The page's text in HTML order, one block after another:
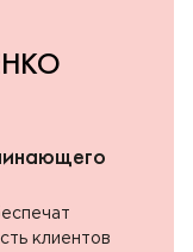
клиентов